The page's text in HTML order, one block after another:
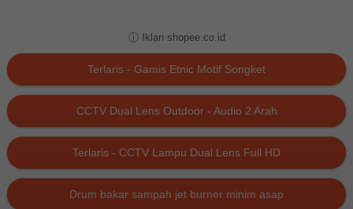
ⓘ Iklan shopee.co.id
Terlaris - Gamis Etnic Motif Songket
CCTV Dual Lens Outdoor - Audio 2 Arah
Terlaris - CCTV Lampu Dual Lens Full HD
Drum bakar sampah jet burner minim asap